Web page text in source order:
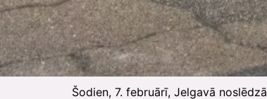
Šodien, 7. februārī, Jelgavā